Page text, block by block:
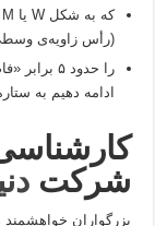
(رأس زاویه‌ی
را حدود
ادامه دهیم به
شرکت
بزرگواران